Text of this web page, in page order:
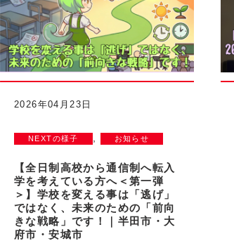
2026年04月23日
NEXTの様子 お知らせ
【全日制高校から通信制へ転入
学を考えている方へ＜第一弾
＞】学校を変える事は「逃げ」
ではなく、未来のための「前向
きな戦略」です！｜半田市・大
府市・安城市